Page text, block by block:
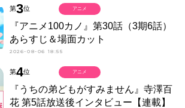
第3位
『アニメ100カノ』第30話（3期6話）
あらすじ＆場面カット
2026-08-06 18:55
アニメ
第4位
『うちの弟どもがすみません』寺澤百
花 第5話放送後インタビュー【連載】
アニメ